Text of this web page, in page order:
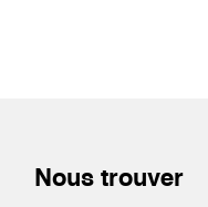
Nous trouver